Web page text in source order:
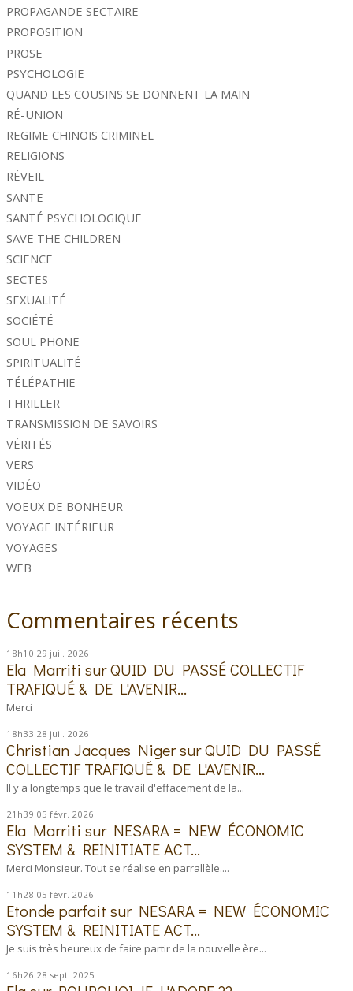
PROPAGANDE SECTAIRE
PROPOSITION
PROSE
PSYCHOLOGIE
QUAND LES COUSINS SE DONNENT LA MAIN
RÉ-UNION
REGIME CHINOIS CRIMINEL
RELIGIONS
RÉVEIL
SANTE
SANTÉ PSYCHOLOGIQUE
SAVE THE CHILDREN
SCIENCE
SECTES
SEXUALITÉ
SOCIÉTÉ
SOUL PHONE
SPIRITUALITÉ
TÉLÉPATHIE
THRILLER
TRANSMISSION DE SAVOIRS
VÉRITÉS
VERS
VIDÉO
VOEUX DE BONHEUR
VOYAGE INTÉRIEUR
VOYAGES
WEB
Commentaires récents
18h10 29 juil. 2026
Ela Marriti surQUID DU PASSÉ COLLECTIF
TRAFIQUÉ & DE L'AVENIR...
Merci
18h33 28 juil. 2026
Christian Jacques NigersurQUID DU PASSÉ
COLLECTIF TRAFIQUÉ & DE L'AVENIR...
Il y a longtemps que le travail d'effacement de la...
21h39 05 févr. 2026
Ela Marriti sur NESARA = NEW ÉCONOMIC
SYSTEM & REINITIATE ACT...
Merci Monsieur. Tout se réalise en parrallèle....
11h28 05 févr. 2026
Etonde parfait sur NESARA = NEW ÉCONOMIC
SYSTEM & REINITIATE ACT...
Je suis très heureux de faire partir de la nouvelle ère...
16h26 28 sept. 2025